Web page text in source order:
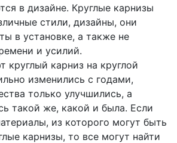
в дизайне. Круглые карнизы
стили, дизайны, они
в установке, а также не
и усилий.
круглый карниз на круглой
изменились с годами,
только улучшились, а
такой же, какой и была. Если
из которого могут быть
карнизы, то все могут найти